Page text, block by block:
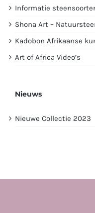
Informatie
Shona Art –
Kadobon Afrikaanse
Art of Africa Video’s
Nieuws
Nieuwe Collectie 2023